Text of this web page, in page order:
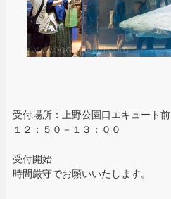
受付場所：上野公園口エキュート前
１２：５０－１３：００
受付開始
時間厳守でお願いいたします。